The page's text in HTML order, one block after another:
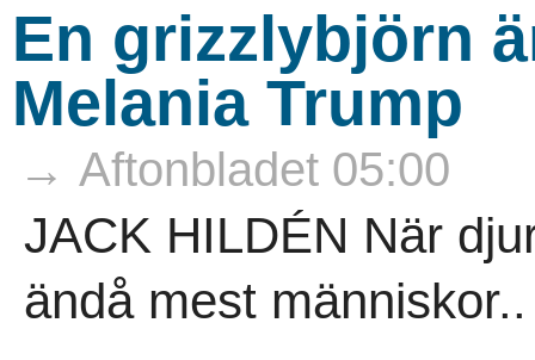
En grizzlybjörn
Melania Trump
→ Aftonbladet 05:00
JACK HILDÉN När
ändå mest människor..